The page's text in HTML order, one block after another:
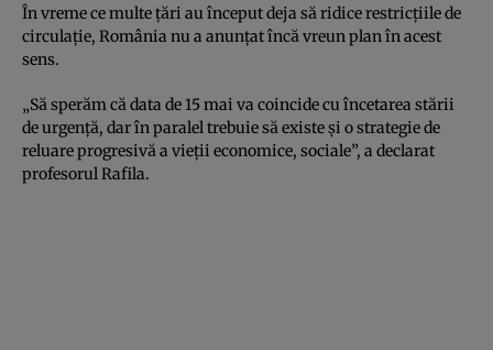
În vreme ce multe ţări au început deja să ridice restricţiile de
circulaţie, România nu a anunţat încă vreun plan în acest
sens.
„Să sperăm că data de 15 mai va coincide cu încetarea stării
de urgenţă, dar în paralel trebuie să existe şi o strategie de
reluare progresivă a vieţii economice, sociale”, a declarat
profesorul Rafila.